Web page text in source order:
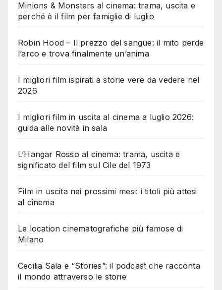
Minions & Monsters al cinema: trama, uscita e
perché è il film per famiglie di luglio
Robin Hood – Il prezzo del sangue: il mito perde
l’arco e trova finalmente un’anima
I migliori film ispirati a storie vere da vedere nel
2026
I migliori film in uscita al cinema a luglio 2026:
guida alle novità in sala
L’Hangar Rosso al cinema: trama, uscita e
significato del film sul Cile del 1973
Film in uscita nei prossimi mesi: i titoli più attesi
al cinema
Le location cinematografiche più famose di
Milano
Cecilia Sala e “Stories”: il podcast che racconta
il mondo attraverso le storie